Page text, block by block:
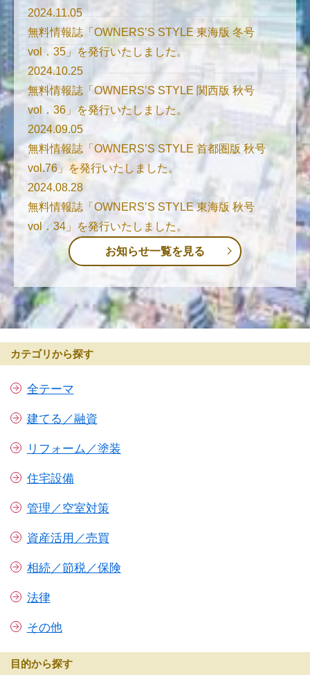
2024.11.05
無料情報誌「OWNERS’S STYLE 東海版 冬号
vol．35」を発行いたしました。
2024.10.25
無料情報誌「OWNERS’S STYLE 関西版 秋号
vol．36」を発行いたしました。
2024.09.05
無料情報誌「OWNERS’S STYLE 首都圏版 秋号
vol.76」を発行いたしました。
2024.08.28
無料情報誌「OWNERS’S STYLE 東海版 秋号
vol．34」を発行いたしました。
お知らせ一覧を見る
カテゴリから探す
全テーマ
建てる／融資
リフォーム／塗装
住宅設備
管理／空室対策
資産活用／売買
相続／節税／保険
法律
その他
目的から探す